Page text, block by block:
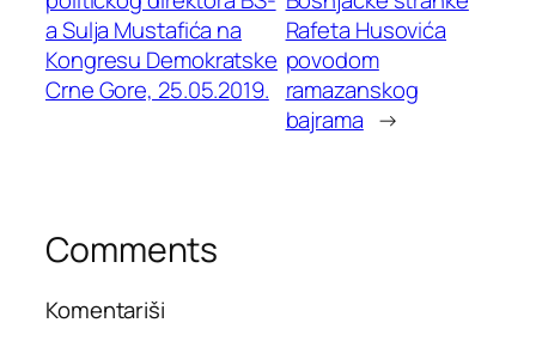
a Sulja Mustafića na
Kongresu Demokratske
Crne Gore, 25.05.2019.
Rafeta Husovića
povodom
ramazanskog
bajrama →
Comments
Komentariši